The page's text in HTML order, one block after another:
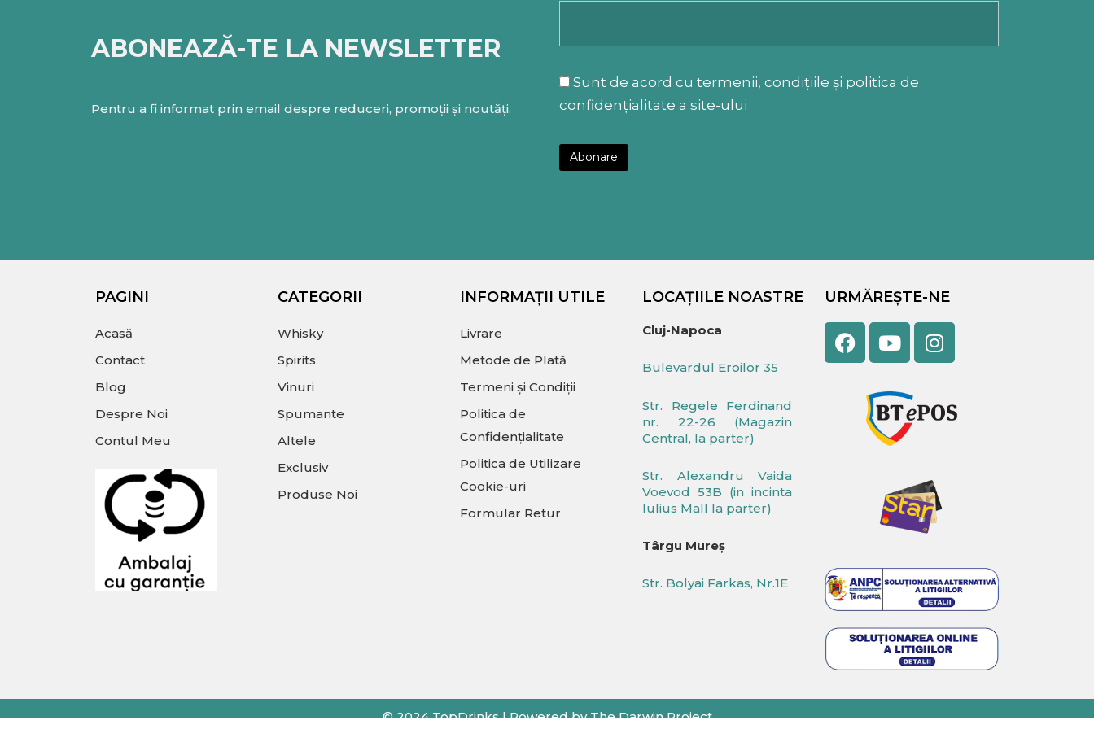
ABONEAZĂ-TE LA NEWSLETTER
Pentru a fi informat prin email despre reduceri, promoții și noutăți.
Sunt de acord cu termenii, condițiile și politica de
confidențialitate a site-ului
PAGINI
Acasă
Contact
Blog
Despre Noi
Contul Meu
CATEGORII
Whisky
Spirits
Vinuri
Spumante
Altele
Exclusiv
Produse Noi
INFORMAȚII UTILE
Livrare
Metode de Plată
Termeni și Condiții
Politica de
Confidențialitate
Politica de Utilizare
Cookie-uri
Formular Retur
LOCAȚIILE NOASTRE
Cluj-Napoca
Bulevardul Eroilor 35
Str. Regele Ferdinand
nr. 22-26 (Magazin
Central, la parter)
Str. Alexandru Vaida
Voevod 53B (in incinta
Iulius Mall la parter)
Târgu Mureș
Str. Bolyai Farkas, Nr.1E
URMĂREȘTE-NE
Facebook
YoutubeInstagram
© 2024 TopDrinks | Powered by The Darwin Project